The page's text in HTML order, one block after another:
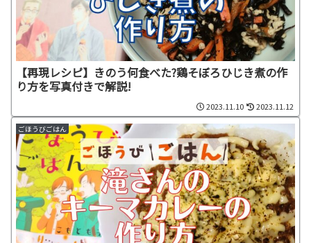
【再現レシピ】きのう何食べた?鶏そぼろひじき煮の作
り方を写真付きで解説!
2023.11.10 2023.11.12
ごほうびごはん